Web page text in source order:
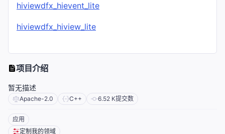
hiviewdfx_hievent_lite
hiviewdfx_hiview_lite
项目介绍
暂无描述
Apache-2.0 C++ 6.52 K提交数
应用
定制我的领域